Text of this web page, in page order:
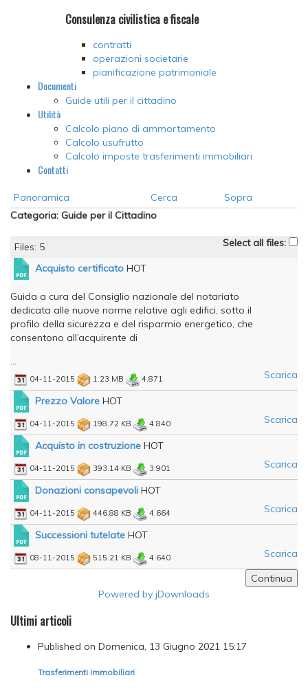
Consulenza civilistica e fiscale
contratti
operazioni societarie
pianificazione patrimoniale
Documenti
Guide utili per il cittadino
Utilità
Calcolo piano di ammortamento
Calcolo usufrutto
Calcolo imposte trasferimenti immobiliari
Contatti
Panoramica Cerca
Sopra
Categoria: Guide per il Cittadino
Select all files:
Files: 5
Acquisto certificato HOT
Guida a cura del Consiglio nazionale del notariato
dedicata alle nuove norme relative agli edifici, sotto il
profilo della sicurezza e del risparmio energetico, che
consentono all’acquirente di
...
04-11-2015 1.23 MB 4.871 Scarica
Prezzo Valore HOT
04-11-2015 198.72 KB 4.840 Scarica
Acquisto in costruzione HOT
04-11-2015 393.14 KB 3.901 Scarica
Donazioni consapevoli HOT
04-11-2015 446.88 KB 4.664 Scarica
Successioni tutelate HOT
08-11-2015 515.21 KB 4.640 Scarica
Powered by jDownloads
Ultimi articoli
Published on Domenica, 13 Giugno 2021 15:17
Trasferimenti immobiliari